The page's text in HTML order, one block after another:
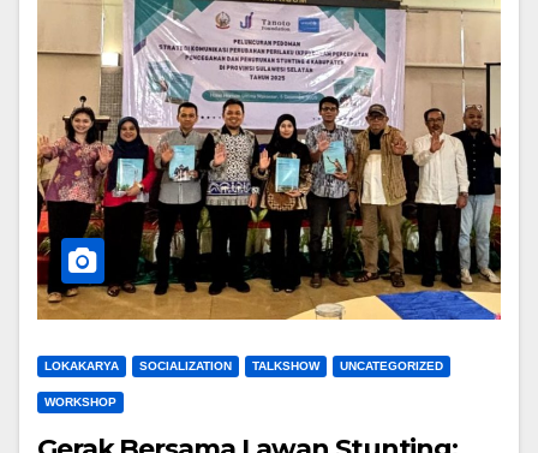
LOKAKARYA SOCIALIZATION TALKSHOW UNCATEGORIZED
WORKSHOP